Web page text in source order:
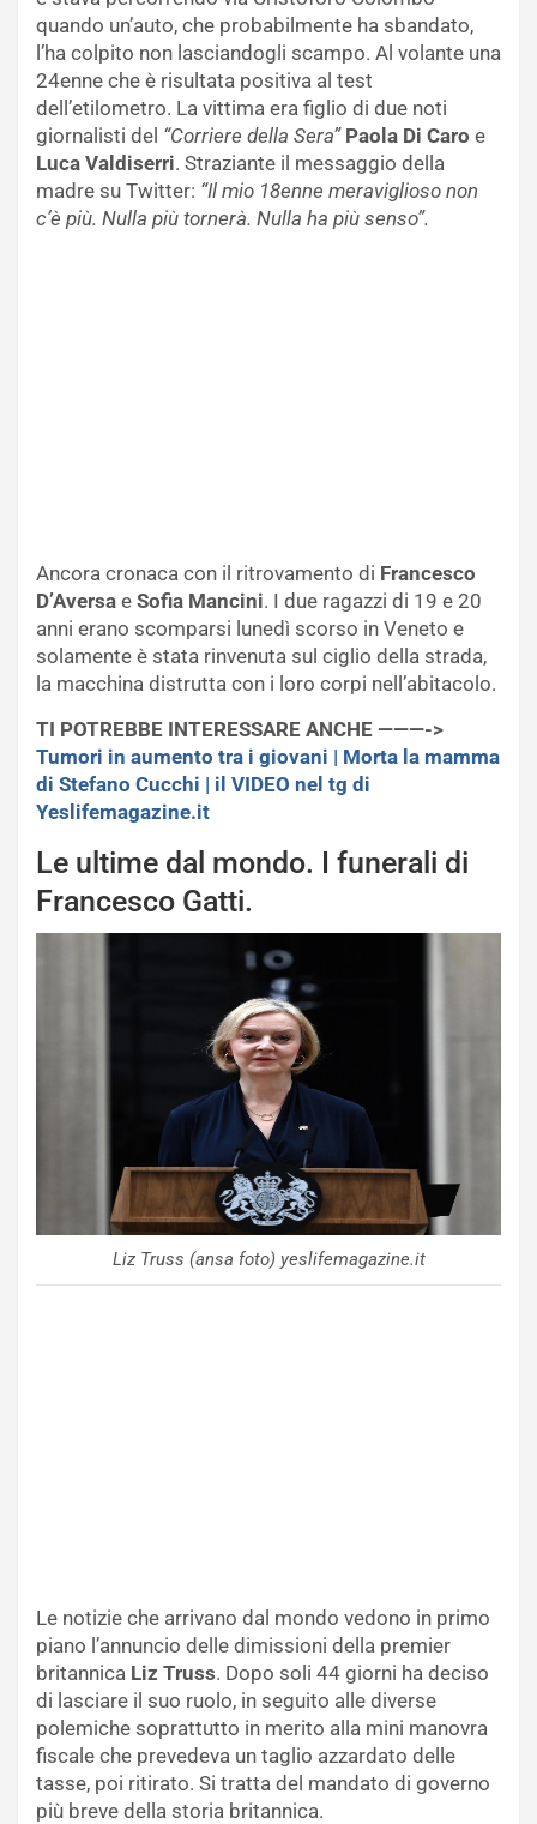
quando un’auto, che probabilmente ha sbandato,
l’ha colpito non lasciandogli scampo. Al volante una
24enne che è risultata positiva al test
dell’etilometro. La vittima era figlio di due noti
giornalisti del “Corriere della Sera” Paola Di Caro e
Luca Valdiserri. Straziante il messaggio della
madre su Twitter: “Il mio 18enne meraviglioso non
c’è più. Nulla più tornerà. Nulla ha più senso”.
Ancora cronaca con il ritrovamento di Francesco
D’Aversa e Sofia Mancini. I due ragazzi di 19 e 20
anni erano scomparsi lunedì scorso in Veneto e
solamente è stata rinvenuta sul ciglio della strada,
la macchina distrutta con i loro corpi nell’abitacolo.
TI POTREBBE INTERESSARE ANCHE ———->
Tumori in aumento tra i giovani | Morta la mamma
di Stefano Cucchi | il VIDEO nel tg di
Yeslifemagazine.it
Le ultime dal mondo. I funerali di
Francesco Gatti.
Liz Truss (ansa foto) yeslifemagazine.it
Le notizie che arrivano dal mondo vedono in primo
piano l’annuncio delle dimissioni della premier
britannica Liz Truss. Dopo soli 44 giorni ha deciso
di lasciare il suo ruolo, in seguito alle diverse
polemiche soprattutto in merito alla mini manovra
fiscale che prevedeva un taglio azzardato delle
tasse, poi ritirato. Si tratta del mandato di governo
più breve della storia britannica.